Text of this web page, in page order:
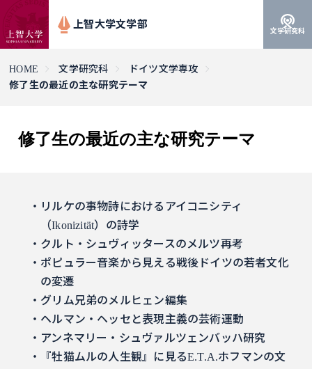
上智大学文学部
文学研究科
HOME 文学研究科
ドイツ文学専攻
修了生の最近の主な研究テーマ
修了生の最近の主な研究テーマ
リルケの事物詩におけるアイコニシティ
（Ikonizität）の詩学
クルト・シュヴィッタースのメルツ再考
ポピュラー音楽から見える戦後ドイツの若者文化
の変遷
グリム兄弟のメルヒェン編集
ヘルマン・ヘッセと表現主義の芸術運動
アンネマリー・シュヴァルツェンバッハ研究
『牡猫ムルの人生観』に見るE.T.A.ホフマンの文